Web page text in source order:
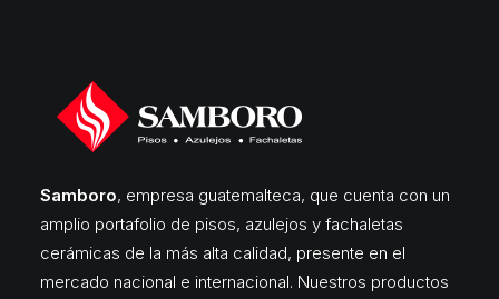
Samboro, empresa guatemalteca, que cuenta con un
amplio portafolio de pisos, azulejos y fachaletas
cerámicas de la más alta calidad, presente en el
mercado nacional e internacional. Nuestros productos